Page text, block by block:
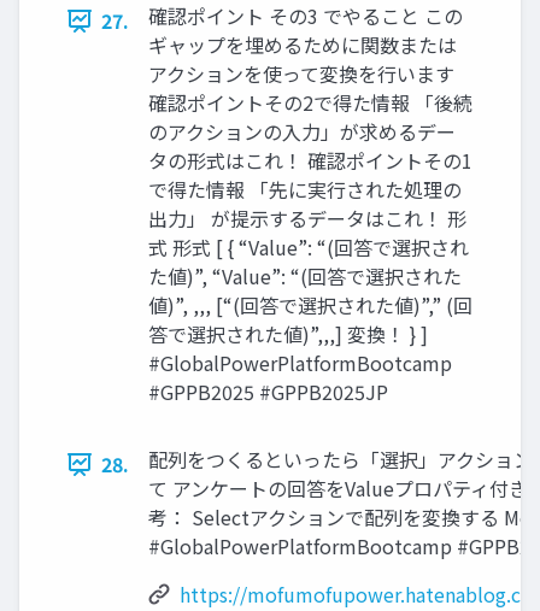
27.
確認ポイント その3 でやること この
ギャップを埋めるために関数または
アクションを使って変換を行います
確認ポイントその2で得た情報 「後続
のアクションの入力」が求めるデー
タの形式はこれ！ 確認ポイントその1
で得た情報 「先に実行された処理の
出力」 が提示するデータはこれ！ 形
式 形式 [ { “Value”: “(回答で選択され
た値)”, “Value”: “(回答で選択された
値)”, ,,, [“(回答で選択された値)”,” (回
答で選択された値)”,,,] 変換！ } ]
#GlobalPowerPlatformBootcamp
#GPPB2025 #GPPB2025JP
28.
配列をつくるといったら「選択」アクショ
て アンケートの回答をValueプロパティ付き
考： Selectアクションで配列を変換する
#GlobalPowerPlatformBootcamp
https://